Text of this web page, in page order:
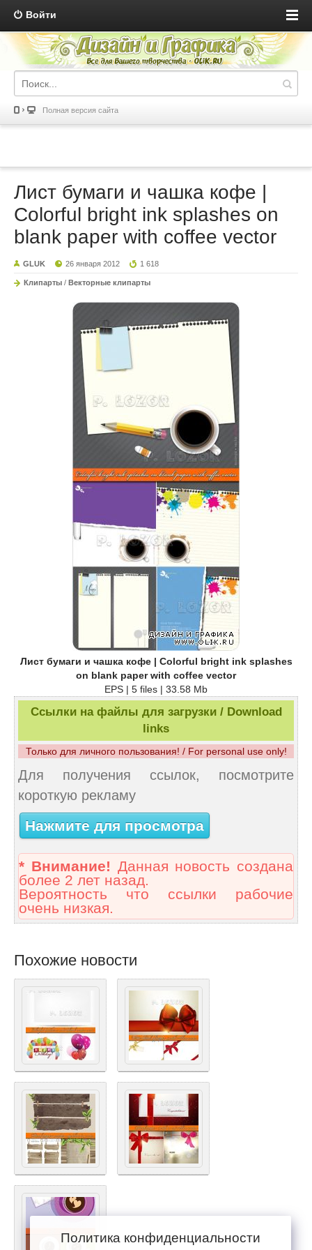
Войти
Полная версия сайта
Лист бумаги и чашка кофе |
Colorful bright ink splashes on
blank paper with coffee vector
GLUK 26 января 2012 1 618
Клипарты / Векторные клипарты
Лист бумаги и чашка кофе | Colorful bright ink splashes
on blank paper with coffee vector
EPS | 5 files | 33.58 Mb
Ссылки на файлы для загрузки / Download
links
Только для личного пользования! / For personal use only!
Для получения ссылок, посмотрите
короткую рекламу
Нажмите для просмотра
* Внимание! Данная новость создана
более 2 лет назад.
Вероятность что ссылки рабочие
очень низкая.
Похожие новости
Политика конфиденциальности